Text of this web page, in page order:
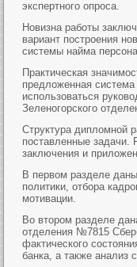
экспертного опроса.
Новизна работы
вариант построения
системы найма
Практическая
предложенная
использоваться
Зеленогорского
Структура дипломной
поставленные задачи.
заключения и
В первом разделе
политики, отбора
мотивации.
Во втором разделе
отделения №7815
фактического
банка, а также анализ